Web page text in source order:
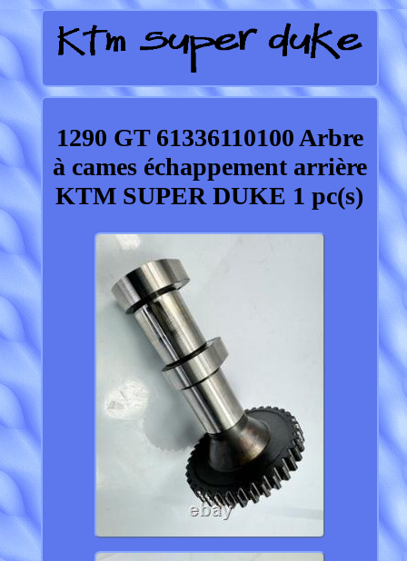
1290 GT 61336110100 Arbre
à cames échappement arrière
KTM SUPER DUKE 1 pc(s)